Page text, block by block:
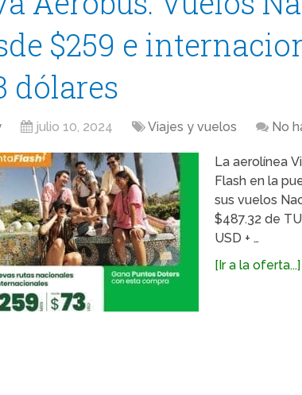
$259 e
dólares
julio 10, 2024 Viajes y vuelos No
La aerolínea
Flash en la
sus vuelos
$487.32 de
USD + …
[Ir a la oferta...]